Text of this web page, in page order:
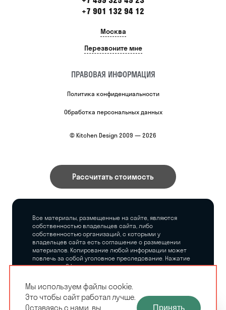
+7 901 132 94 12
Москва
Перезвоните мне
ПРАВОВАЯ ИНФОРМАЦИЯ
Политика конфиденциальности
Обработка персональных данных
© Kitchen Design 2009 — 2026
Рассчитать стоимость
Все материалы, размещенные на сайте, являются
собственностью владельцев сайта, либо
собственностью организаций, с которыми у
владельцев сайта есть соглашение о размещении
материалов. Копирование любой информации может
повлечь за собой уголовное преследование. Нажатие
на кнопку «Оформить заказ», а также последующее
владельцев сайта никаких обязательств.
ЗАМЕРЩИК-
Мы используем файлы cookie.
Это чтобы сайт работал лучше.
Оставаясь с нами, вы
Принять